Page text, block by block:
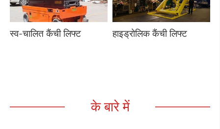
स्व-चालित कैंची लिफ्ट हाइड्रोलिक कैंची लिफ्ट
के बारे में